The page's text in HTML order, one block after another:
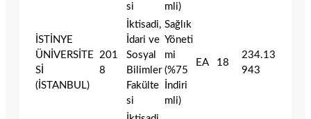
si
mli)
İSTİNYE
ÜNİVERSİTE
Sİ
(İSTANBUL)
201
8
İktisadi,
İdari ve
Sosyal
Bilimler
Fakülte
si
Sağlık
Yöneti
mi
(%75
İndiri
mli)
EA 18
234.13
943